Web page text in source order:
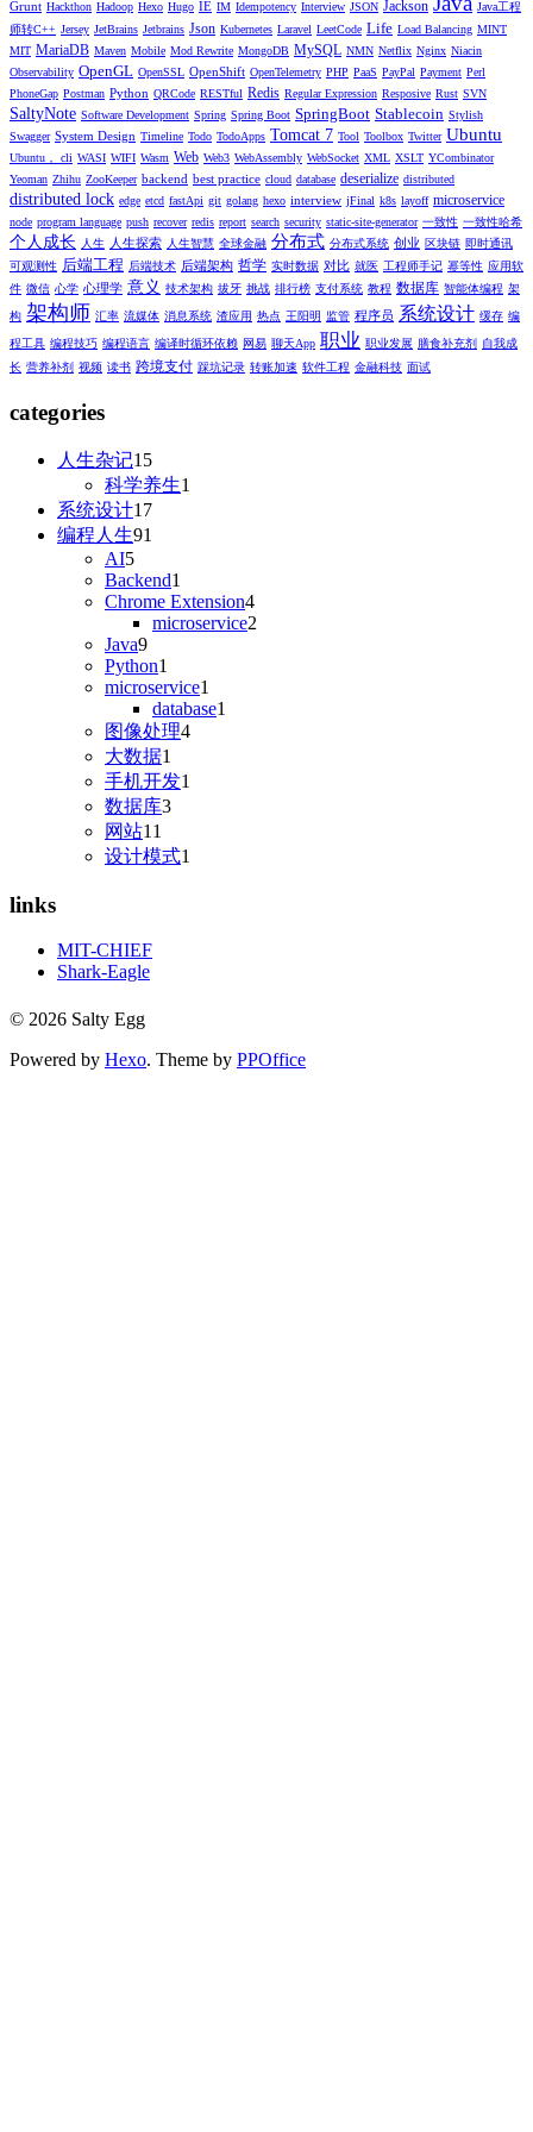
Grunt Hackthon Hadoop Hexo Hugo IE IM Idempotency Interview JSON Jackson
Java工程
师转C++ Jersey JetBrains Jetbrains Json Kubernetes Laravel LeetCode Life Load Balancing MINT
MIT MariaDB Maven Mobile Mod Rewrite MongoDB MySQL NMN Netflix Nginx Niacin
Observability OpenGL OpenSSL OpenShift OpenTelemetry PHP PaaS PayPal Payment Perl
PhoneGap Postman Python QRCode RESTful Redis Regular Expression Resposive Rust SVN
SaltyNote Software Development Spring Spring Boot SpringBoot Stablecoin Stylish
Swagger System Design Timeline Todo TodoApps Tomcat 7 Tool Toolbox Twitter Ubuntu
Ubuntu， cli WASI WIFI Wasm Web Web3 WebAssembly WebSocket XML XSLT YCombinator
Yeoman Zhihu ZooKeeper backend best practice cloud database deserialize distributed
distributed lock edge etcd fastApi git golang hexo interview jFinal k8s layoff microservice
node program language push recover redis report search security static-site-generator 一致性 一致性哈希
个人成长 人生 人生探索 人生智慧 全球金融 分布式 分布式系统 创业 区块链 即时通讯
可观测性 后端工程 后端技术 后端架构 哲学 实时数据 对比 就医 工程师手记 幂等性 应用软
件 微信 心学 心理学 意义 技术架构 拔牙 挑战 排行榜 支付系统 教程 数据库 智能体编程 架
构 架构师 汇率 流媒体 消息系统 渣应用 热点 王阳明 监管 程序员 系统设计 缓存 编
程工具 编程技巧 编程语言 编译时循环依赖 网易 聊天App 职业 职业发展 膳食补充剂
自我成
长 营养补剂 视频 读书 跨境支付 踩坑记录 转账加速 软件工程 金融科技 面试
categories
人生杂记15
科学养生1
系统设计17
编程人生91
AI5
Backend1
Chrome Extension4
microservice2
Java9
Python1
microservice1
database1
图像处理4
大数据1
手机开发1
数据库3
网站11
设计模式1
links
MIT-CHIEF
Shark-Eagle
© 2026 Salty Egg
Powered by Hexo. Theme by PPOffice